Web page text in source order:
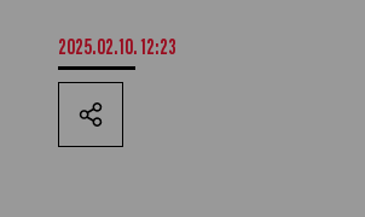
Kettőskarrier-program
2025.02.10. 12:23